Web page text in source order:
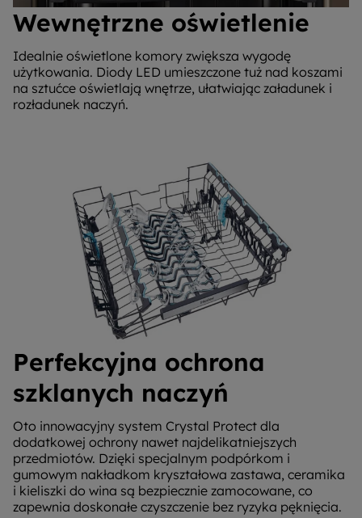
Wewnętrzne oświetlenie
Idealnie oświetlone komory zwiększa wygodę
użytkowania. Diody LED umieszczone tuż nad koszami
na sztućce oświetlają wnętrze, ułatwiając załadunek i
rozładunek naczyń.
Perfekcyjna ochrona
szklanych naczyń
Oto innowacyjny system Crystal Protect dla
dodatkowej ochrony nawet najdelikatniejszych
przedmiotów. Dzięki specjalnym podpórkom i
gumowym nakładkom kryształowa zastawa, ceramika
i kieliszki do wina są bezpiecznie zamocowane, co
zapewnia doskonałe czyszczenie bez ryzyka pęknięcia.